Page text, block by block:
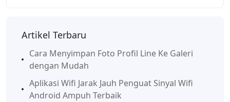
Artikel Terbaru
Cara Menyimpan Foto Profil Line Ke Galeri
dengan Mudah
Aplikasi Wifi Jarak Jauh Penguat Sinyal Wifi
Android Ampuh Terbaik